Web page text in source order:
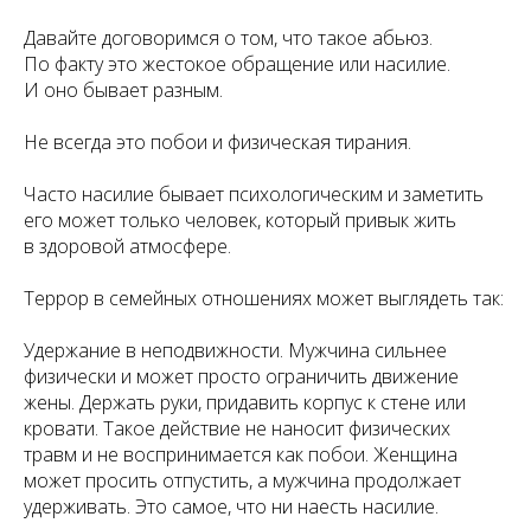
Давайте договоримся о том, что такое абьюз.
По факту это жестокое обращение или насилие.
И оно бывает разным.
Не всегда это побои и физическая тирания.
Часто насилие бывает психологическим и заметить
его может только человек, который привык жить
в здоровой атмосфере.
Террор в семейных отношениях может выглядеть так:
Удержание в неподвижности. Мужчина сильнее
физически и может просто ограничить движение
жены. Держать руки, придавить корпус к стене или
кровати. Такое действие не наносит физических
травм и не воспринимается как побои. Женщина
может просить отпустить, а мужчина продолжает
удерживать. Это самое, что ни наесть насилие.